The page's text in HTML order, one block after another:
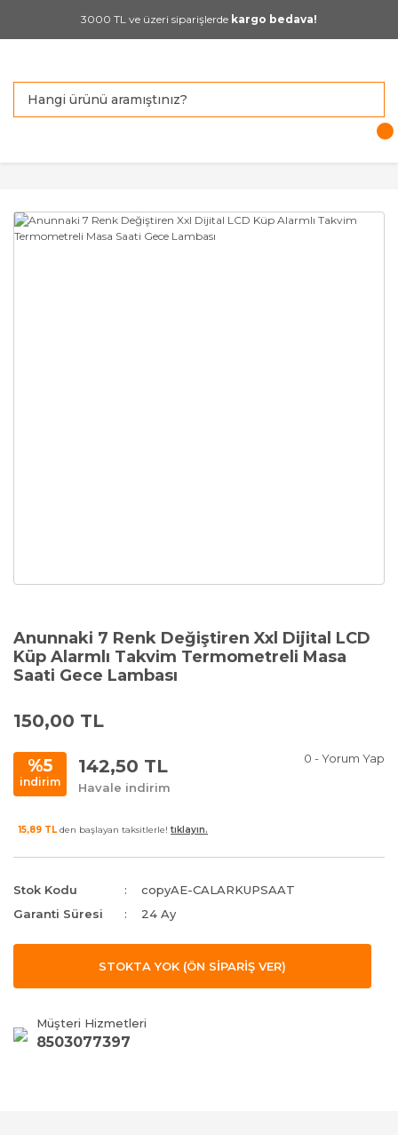
3000 TL ve üzeri siparişlerde kargo bedava!
Anunnaki 7 Renk Değiştiren Xxl Dijital LCD
Küp Alarmlı Takvim Termometreli Masa
Saati Gece Lambası
150,00 TL
%5
indirim
142,50 TL
Havale indirim
0 - Yorum Yap
15,89 TL den başlayan taksitlerle! tıklayın.
Stok Kodu
copyAE-CALARKUPSAAT
Garanti Süresi
24 Ay
STOKTA YOK (ÖN SİPARİŞ VER)
Müşteri Hizmetleri
8503077397